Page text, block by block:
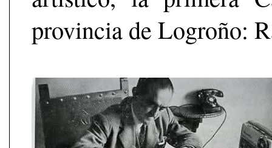
provincia de Logroño: